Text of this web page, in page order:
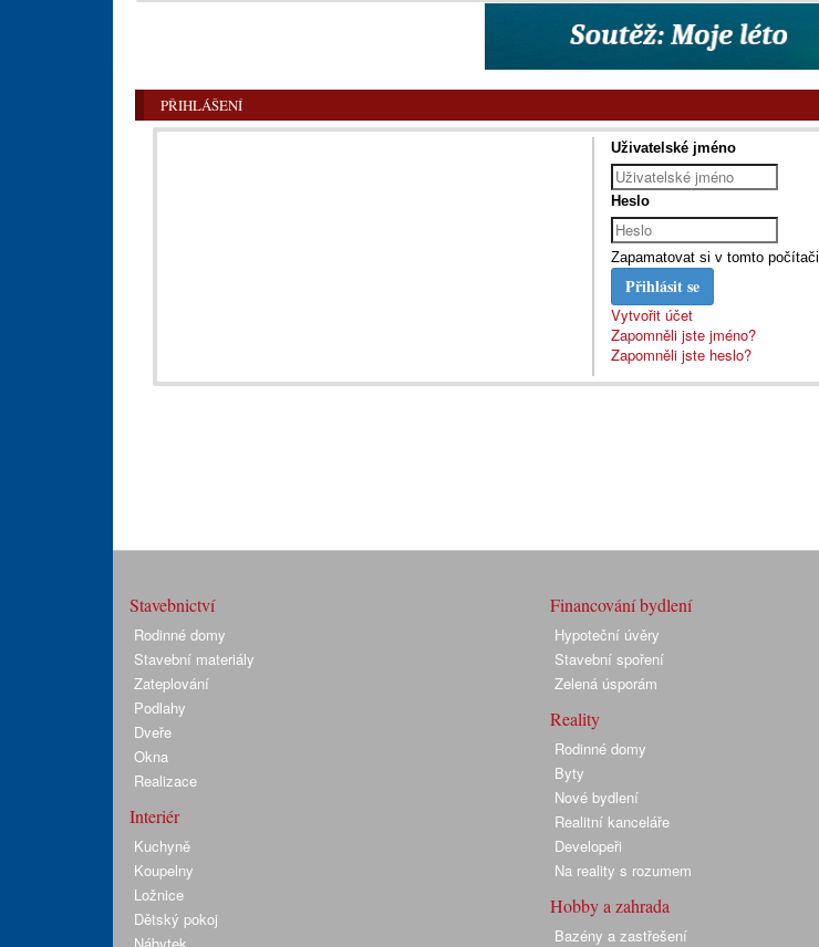
PŘIHLÁŠENÍ
Uživatelské jméno
Heslo
Zapamatovat si v tomto počítači
Přihlásit se
Vytvořit účet
Zapomněli jste jméno?
Zapomněli jste heslo?
Stavebnictví
Rodinné domy
Stavební materiály
Zateplování
Podlahy
Dveře
Okna
Realizace
Interiér
Kuchyně
Koupelny
Ložnice
Dětský pokoj
Financování bydlení
Hypoteční úvěry
Stavební spoření
Zelená úsporám
Reality
Rodinné domy
Byty
Nové bydlení
Realitní kanceláře
Developeři
Na reality s rozumem
Hobby a zahrada
Bazény a zastřešení